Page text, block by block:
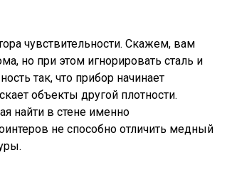
чувствительности. Скажем, вам
но при этом игнорировать сталь и
так, что прибор начинает
объекты другой плотности.
найти в стене именно
не способно отличить медный